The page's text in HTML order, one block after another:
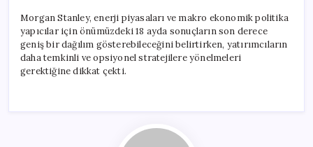
Morgan Stanley, enerji piyasaları ve makro ekonomik politika
yapıcılar için önümüzdeki 18 ayda sonuçların son derece
geniş bir dağılım gösterebileceğini belirtirken, yatırımcıların
daha temkinli ve opsiyonel stratejilere yönelmeleri
gerektiğine dikkat çekti.